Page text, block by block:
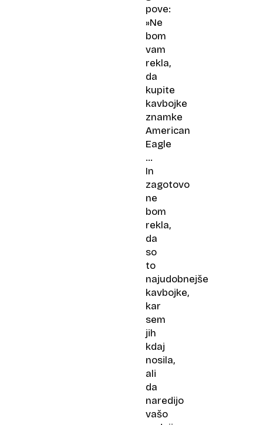
pove:
»Ne
bom
vam
rekla,
da
kupite
kavbojke
znamke
American
Eagle
…
In
zagotovo
ne
bom
rekla,
da
so
to
najudobnejše
kavbojke,
kar
sem
jih
kdaj
nosila,
ali
da
naredijo
vašo